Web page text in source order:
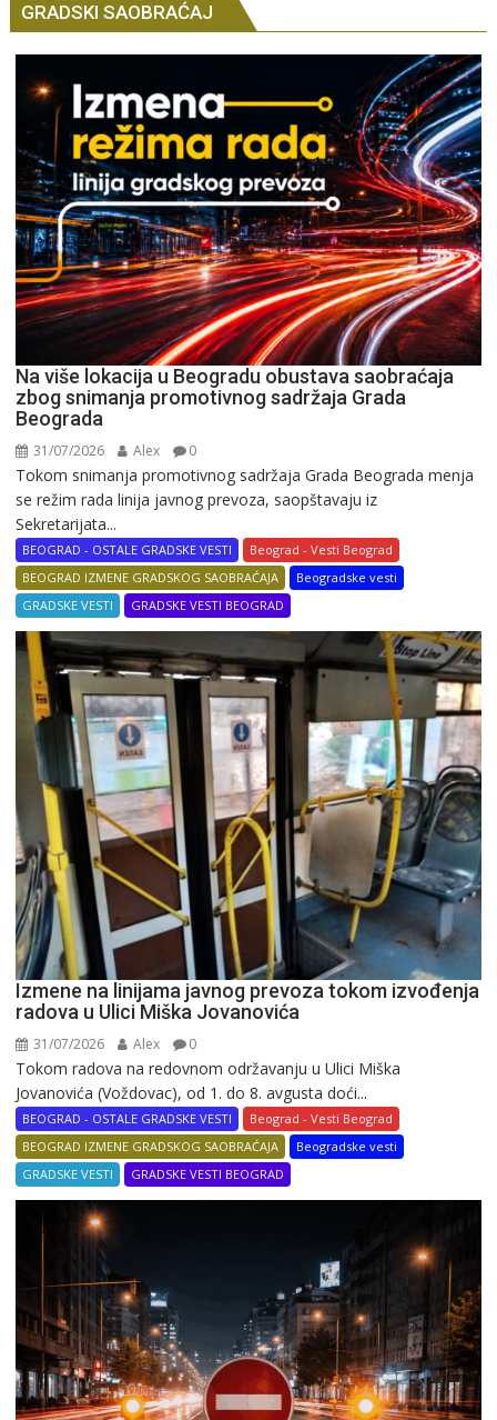
GRADSKI SAOBRAĆAJ
Na više lokacija u Beogradu obustava saobraćaja
zbog snimanja promotivnog sadržaja Grada
Beograda
31/07/2026 Alex 0
Tokom snimanja promotivnog sadržaja Grada Beograda menja
se režim rada linija javnog prevoza, saopštavaju iz
Sekretarijata...
BEOGRAD - OSTALE GRADSKE VESTI
Beograd - Vesti Beograd
BEOGRAD IZMENE GRADSKOG SAOBRAĆAJA
Beogradske vesti
GRADSKE VESTI
GRADSKE VESTI BEOGRAD
Izmene na linijama javnog prevoza tokom izvođenja
radova u Ulici Miška Jovanovića
31/07/2026 Alex 0
Tokom radova na redovnom održavanju u Ulici Miška
Jovanovića (Voždovac), od 1. do 8. avgusta doći...
BEOGRAD - OSTALE GRADSKE VESTI
Beograd - Vesti Beograd
BEOGRAD IZMENE GRADSKOG SAOBRAĆAJA
Beogradske vesti
GRADSKE VESTI
GRADSKE VESTI BEOGRAD